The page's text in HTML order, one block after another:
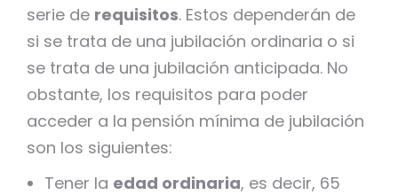
serie de requisitos. Estos dependerán de
si se trata de una jubilación ordinaria o si
se trata de una jubilación anticipada. No
obstante, los requisitos para poder
acceder a la pensión mínima de jubilación
son los siguientes:
Tener la edad ordinaria, es decir, 65